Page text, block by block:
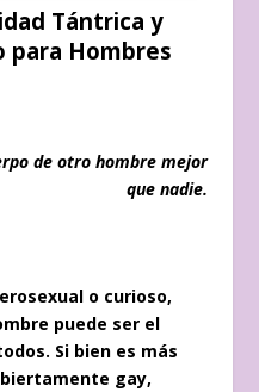
Tántrica y
para Hombres
de otro hombre mejor
que nadie.
o curioso,
puede ser el
Si bien es más
gay,